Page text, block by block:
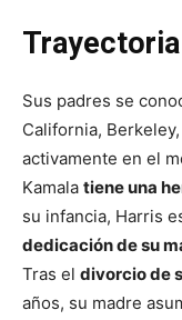
Sus padres se
California,
activamente en el
Kamala tiene una
su infancia, Harris
dedicación de su
Tras el divorcio de
años, su madre